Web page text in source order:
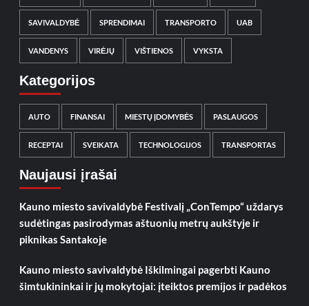
SAVIVALDYBĖ SPRENDIMAI TRANSPORTO UAB
VANDENYS VIRĖJŲ VIŠTIENOS VYKSTA
Kategorijos
AUTO FINANSAI MIESTŲ ĮDOMYBĖS PASLAUGOS
RECEPTAI SVEIKATA TECHNOLOGIJOS TRANSPORTAS
Naujausi įrašai
Kauno miesto savivaldybė Festivalį „ConTempo“ uždarys
sudėtingas pasirodymas aštuonių metrų aukštyje ir
piknikas Santakoje
Kauno miesto savivaldybė Iškilmingai pagerbti Kauno
šimtukininkai ir jų mokytojai: įteiktos premijos ir padėkos